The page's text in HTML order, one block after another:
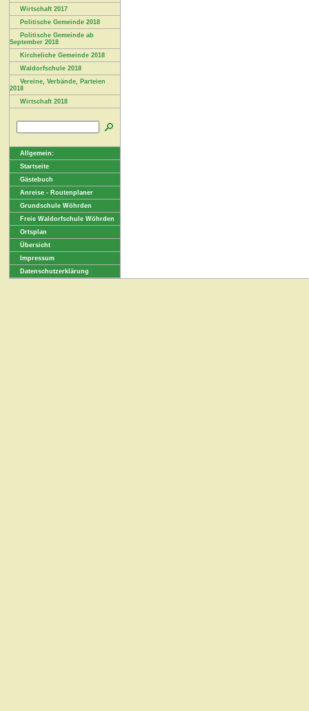
Wirtschaft 2017
Politische Gemeinde 2018
Politische Gemeinde ab
September 2018
Kircheliche Gemeinde 2018
Waldorfschule 2018
Vereine, Verbände, Parteien
2018
Wirtschaft 2018
Allgemein:
Startseite
Gästebuch
Anreise - Routenplaner
Grundschule Wöhrden
Freie Waldorfschule Wöhrden
Ortsplan
Übersicht
Impressum
Datenschutzerklärung